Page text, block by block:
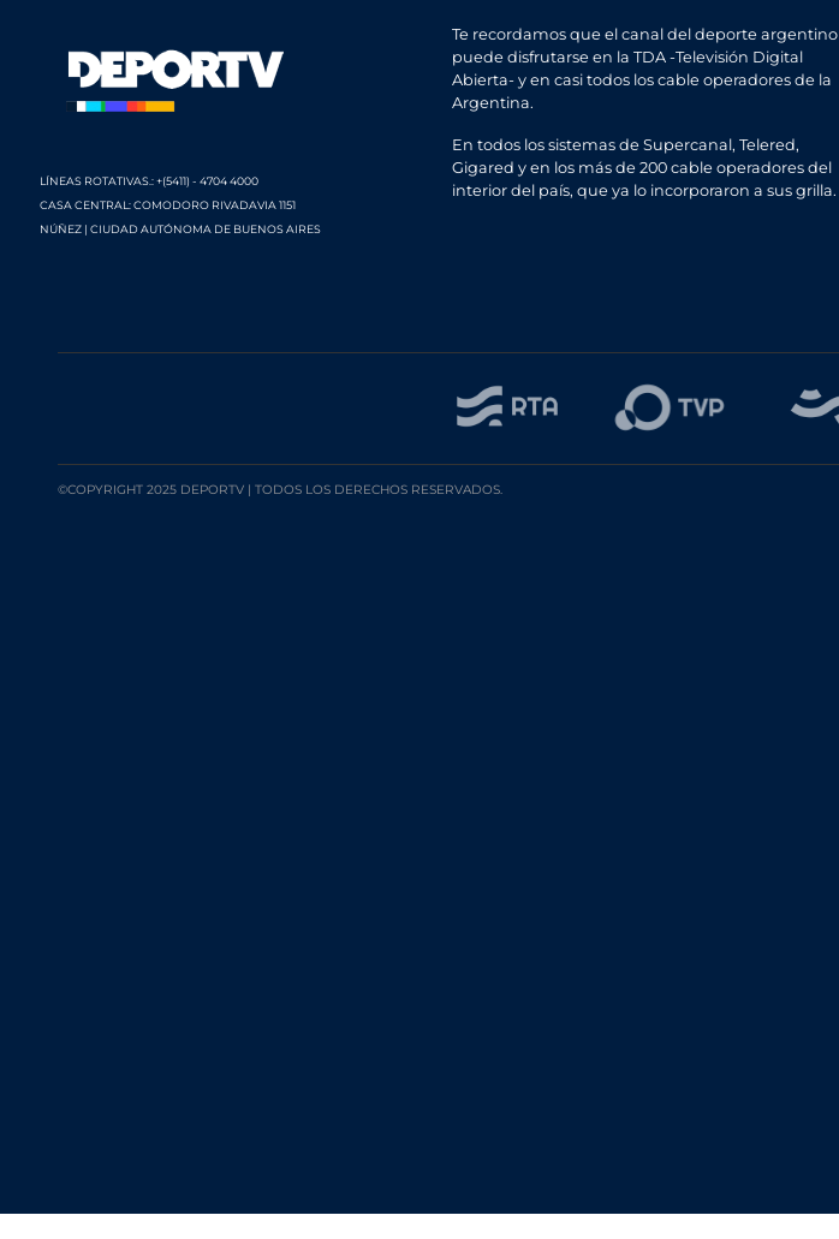
LÍNEAS ROTATIVAS.: +(5411) - 4704 4000
CASA CENTRAL: COMODORO RIVADAVIA 1151
NÚÑEZ | CIUDAD AUTÓNOMA DE BUENOS AIRES
Te recordamos que el canal del deporte argentino
puede disfrutarse en la TDA -Televisión Digital
Abierta- y en casi todos los cable operadores de la
Argentina.
En todos los sistemas de Supercanal, Telered,
Gigared y en los más de 200 cable operadores del
interior del país, que ya lo incorporaron a sus grilla.
©COPYRIGHT 2025 DEPORTV | TODOS LOS DERECHOS RESERVADOS.